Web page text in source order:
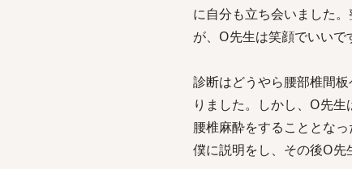
に自分も立ち会いました
が、O先生は笑顔でいいで
診断はどうやら腰部椎間
りました。しかし、O先
腰椎麻酔をすることとな
僕に説明をし、その後O先